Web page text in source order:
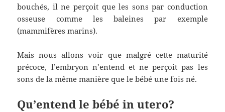
bouchés, il ne perçoit que les sons par conduction
osseuse comme les baleines par exemple
(mammifères marins).
Mais nous allons voir que malgré cette maturité
précoce, l’embryon n’entend et ne perçoit pas les
sons de la même manière que le bébé une fois né.
Qu’entend le bébé in utero?